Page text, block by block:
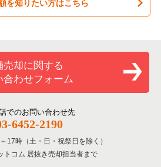
の居抜き売却物件の案件一覧
案件一覧
の案件一覧
売却物件の案件一覧
・スナックの居抜き売却物件の案件一
ングバーの居抜き売却物件の案件一覧
却物件の案件一覧
却物件の案件一覧
売却物件の案件一覧
抜き売却物件の案件一覧
居抜き売却物件の案件一覧
を知りたい方はこちら
売却に関する
合わせフォーム
でのお問い合わせ先
6452-2190
17時（土・日・祝祭日を除く）
トコム 居抜き売却担当者まで